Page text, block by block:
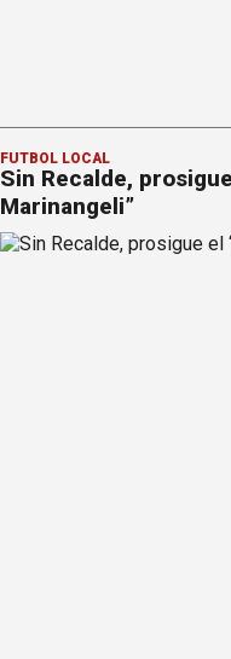
FÚTBOL LOCAL
Sin Recalde,
Marinangeli”